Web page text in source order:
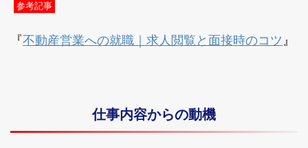
参考記事
『不動産営業への就職｜求人閲覧と面接時のコツ 』
仕事内容からの動機